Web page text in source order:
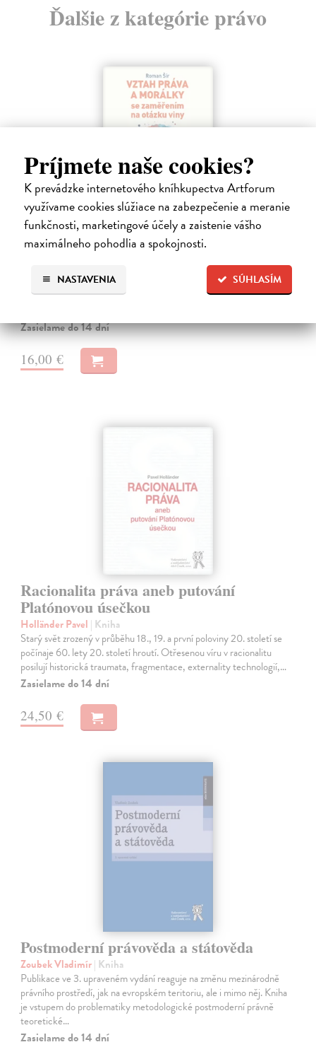
Príjmete naše cookies?
K prevádzke internetového kníhkupectva Artforum
využívame cookies slúžiace na zabezpečenie a meranie
funkčnosti, marketingové účely a zaistenie vášho
maximálneho pohodlia a spokojnosti.
SÚHLASÍM
NASTAVENIA
Ďalšie z kategórie právo
Vztah práva a morálky se zaměřením na
otázku viny
Tato kniha se snaží zmapovat možnosti vzájemného provázání práva a
morálky. Morálka není pojímána v rovině subjektivních pocitů, nýbrž
Zasielame do 14 dní
16,00 €
Racionalita práva aneb putování
Platónovou úsečkou
Holländer Pavel | Kniha
Starý svět zrozený v průběhu 18., 19. a první poloviny 20. století se
počínaje 60. lety 20. století hroutí. Otřesenou víru v racionalitu
posilují historická traumata, fragmentace, externality technologií,…
Zasielame do 14 dní
24,50 €
Postmoderní právověda a státověda
Zoubek Vladimír| Kniha
Publikace ve 3. upraveném vydání reaguje na změnu mezinárodně
právního prostředí, jak na evropském teritoriu, ale i mimo něj. Kniha
je vstupem do problematiky metodologické postmoderní právně
teoretické…
Zasielame do 14 dní